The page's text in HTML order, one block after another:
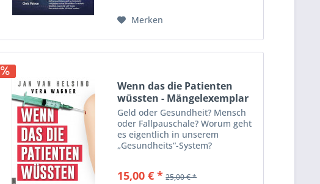
Merken
Wenn das die Patienten
wüssten - Mängelexemplar
Geld oder Gesundheit? Mensch
oder Fallpauschale? Worum geht
es eigentlich in unserem
„Gesundheits“-System?
15,00 € * 25,00 € *